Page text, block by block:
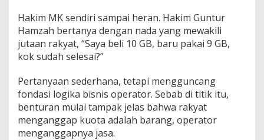
Hakim MK sendiri sampai heran. Hakim Guntur
Hamzah bertanya dengan nada yang mewakili
jutaan rakyat, “Saya beli 10 GB, baru pakai 9 GB,
kok sudah selesai?”
Pertanyaan sederhana, tetapi mengguncang
fondasi logika bisnis operator. Sebab di titik itu,
benturan mulai tampak jelas bahwa rakyat
menganggap kuota adalah barang, operator
menganggapnya jasa.